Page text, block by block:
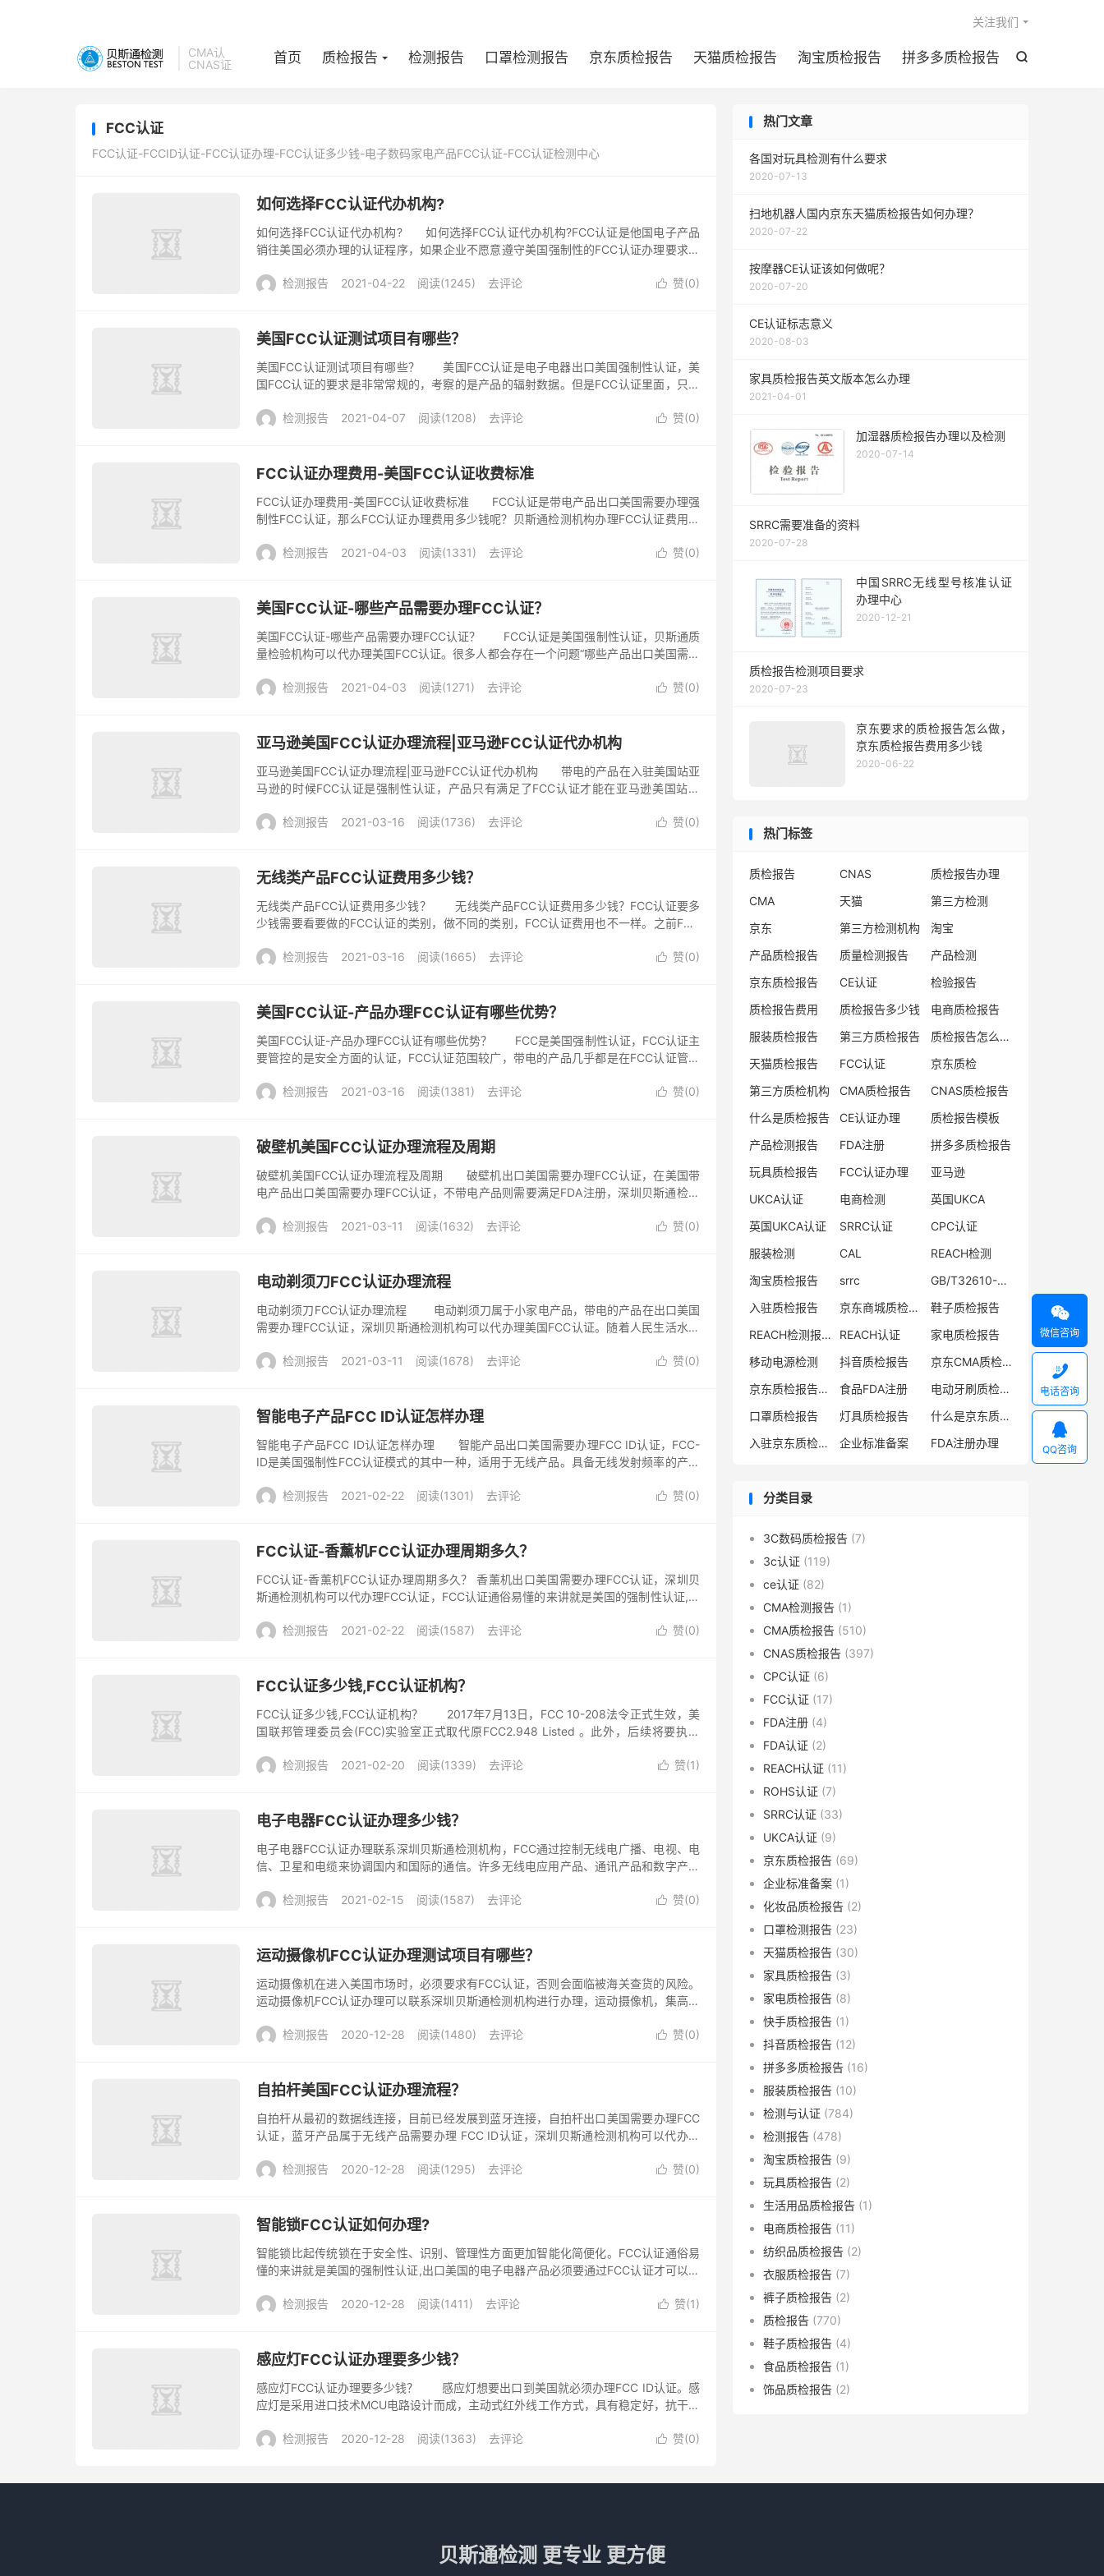
CMA认
CNAS证

首页 质检报告 检测报告 口罩检测报告 京东质检报告 天猫质检报告 淘宝质检报告 拼多多质检报告
关注我们
FCC认证
FCC认证-FCCID认证-FCC认证办理-FCC认证多少钱-电子数码家电产品FCC认证-FCC认证检测中心
如何选择FCC认证代办机构?
如何选择FCC认证代办机构? 如何选择FCC认证代办机构?FCC认证是他国电子产品
销往美国必须办理的认证程序，如果企业不愿意遵守美国强制性的FCC认证办理要求，
品...
 赞(0)
检测报告 2021-04-22 阅读(1245) 去评论
美国FCC认证测试项目有哪些？
美国FCC认证测试项目有哪些？ 美国FCC认证是电子电器出口美国强制性认证，美
国FCC认证的要求是非常常规的，考察的是产品的辐射数据。但是FCC认证里面，只对
 赞(0)
检测报告 2021-04-07 阅读(1208) 去评论
FCC认证办理费用-美国FCC认证收费标准
FCC认证办理费用-美国FCC认证收费标准 FCC认证是带电产品出口美国需要办理强
制性FCC认证，那么FCC认证办理费用多少钱呢？贝斯通检测机构办理FCC认证费用根
 赞(0)
检测报告 2021-04-03 阅读(1331) 去评论
美国FCC认证-哪些产品需要办理FCC认证？
美国FCC认证-哪些产品需要办理FCC认证？ FCC认证是美国强制性认证，贝斯通质
量检验机构可以代办理美国FCC认证。很多人都会存在一个问题“哪些产品出口美国需要
 赞(0)
检测报告 2021-04-03 阅读(1271) 去评论
亚马逊美国FCC认证办理流程|亚马逊FCC认证代办机构
亚马逊美国FCC认证办理流程|亚马逊FCC认证代办机构 带电的产品在入驻美国站亚
马逊的时候FCC认证是强制性认证，产品只有满足了FCC认证才能在亚马逊美国站销
解，下...
 赞(0)
检测报告 2021-03-16 阅读(1736) 去评论
无线类产品FCC认证费用多少钱？
无线类产品FCC认证费用多少钱？ 无线类产品FCC认证费用多少钱？FCC认证要多
少钱需要看要做的FCC认证的类别，做不同的类别，FCC认证费用也不一样。之前FCC
 赞(0)
检测报告 2021-03-16 阅读(1665) 去评论
美国FCC认证-产品办理FCC认证有哪些优势？
美国FCC认证-产品办理FCC认证有哪些优势？ FCC是美国强制性认证，FCC认证主
要管控的是安全方面的认证，FCC认证范围较广，带电的产品几乎都是在FCC认证管控
 赞(0)
检测报告 2021-03-16 阅读(1381) 去评论
破壁机美国FCC认证办理流程及周期
破壁机美国FCC认证办理流程及周期 破壁机出口美国需要办理FCC认证，在美国带
电产品出口美国需要办理FCC认证，不带电产品则需要满足FDA注册，深圳贝斯通检测
 赞(0)
检测报告 2021-03-11 阅读(1632) 去评论
电动剃须刀FCC认证办理流程
电动剃须刀FCC认证办理流程 电动剃须刀属于小家电产品，带电的产品在出口美国
需要办理FCC认证，深圳贝斯通检测机构可以代办理美国FCC认证。随着人民生活水平
成为...
 赞(0)
检测报告 2021-03-11 阅读(1678) 去评论
智能电子产品FCC ID认证怎样办理
智能电子产品FCC ID认证怎样办理 智能产品出口美国需要办理FCC ID认证，FCC-
ID是美国强制性FCC认证模式的其中一种，适用于无线产品。具备无线发射频率的产品
 赞(0)
检测报告 2021-02-22 阅读(1301) 去评论
FCC认证-香薰机FCC认证办理周期多久？
FCC认证-香薰机FCC认证办理周期多久？ 香薰机出口美国需要办理FCC认证，深圳贝
斯通检测机构可以代办理FCC认证，FCC认证通俗易懂的来讲就是美国的强制性认证,出
 赞(0)
检测报告 2021-02-22 阅读(1587) 去评论
FCC认证多少钱,FCC认证机构？
FCC认证多少钱,FCC认证机构？ 2017年7月13日，FCC 10-208法令正式生效，美
国联邦管理委员会(FCC)实验室正式取代原FCC2.948 Listed 。此外，后续将要执行
 赞(1)
检测报告 2021-02-20 阅读(1339) 去评论
电子电器FCC认证办理多少钱？
电子电器FCC认证办理联系深圳贝斯通检测机构，FCC通过控制无线电广播、电视、电
信、卫星和电缆来协调国内和国际的通信。许多无线电应用产品、通讯产品和数字产品
据...
 赞(0)
检测报告 2021-02-15 阅读(1587) 去评论
运动摄像机FCC认证办理测试项目有哪些？
运动摄像机在进入美国市场时，必须要求有FCC认证，否则会面临被海关查货的风险。
运动摄像机FCC认证办理可以联系深圳贝斯通检测机构进行办理，运动摄像机，集高清
运动、摄...
 赞(0)
检测报告 2020-12-28 阅读(1480) 去评论
自拍杆美国FCC认证办理流程？
自拍杆从最初的数据线连接，目前已经发展到蓝牙连接，自拍杆出口美国需要办理FCC
认证，蓝牙产品属于无线产品需要办理 FCC ID认证，深圳贝斯通检测机构可以代办理
 赞(0)
检测报告 2020-12-28 阅读(1295) 去评论
智能锁FCC认证如何办理?
智能锁比起传统锁在于安全性、识别、管理性方面更加智能化简便化。FCC认证通俗易
懂的来讲就是美国的强制性认证,出口美国的电子电器产品必须要通过FCC认证才可以过
构...
 赞(1)
检测报告 2020-12-28 阅读(1411) 去评论
感应灯FCC认证办理要多少钱？
感应灯FCC认证办理要多少钱？ 感应灯想要出口到美国就必须办理FCC ID认证。感
应灯是采用进口技术MCU电路设计而成，主动式红外线工作方式，具有稳定好，抗干扰
绿...
 赞(0)
检测报告 2020-12-28 阅读(1363) 去评论
热门文章
各国对玩具检测有什么要求
2020-07-13
扫地机器人国内京东天猫质检报告如何办理？
2020-07-22
按摩器CE认证该如何做呢？
2020-07-20
CE认证标志意义
2020-08-03
家具质检报告英文版本怎么办理
2021-04-01
加湿器质检报告办理以及检测
2020-07-14
SRRC需要准备的资料
2020-07-28
中国SRRC无线型号核准认证
办理中心
2020-12-21
质检报告检测项目要求
2020-07-23
京东要求的质检报告怎么做，
京东质检报告费用多少钱
2020-06-22
热门标签
质检报告 CNAS
质检报告办理
CMA
天猫
第三方检测
京东
第三方检测机构
淘宝
产品质检报告
质量检测报告
产品检测
京东质检报告
CE认证
检验报告
质检报告费用
质检报告多少钱
电商质检报告
服装质检报告
第三方质检报告
质检报告怎么办理
天猫质检报告
FCC认证
京东质检
第三方质检机构
CMA质检报告
CNAS质检报告
什么是质检报告
CE认证办理
质检报告模板
产品检测报告
FDA注册
拼多多质检报告
玩具质检报告
FCC认证办理
亚马逊
UKCA认证
电商检测
英国UKCA
英国UKCA认证
SRRC认证
CPC认证
服装检测
CAL
REACH检测
淘宝质检报告
srrc
GB/T32610-2016
入驻质检报告
京东商城质检报告
鞋子质检报告
REACH检测报告
REACH认证
家电质检报告
移动电源检测
抖音质检报告
京东CMA质检报告
京东质检报告办理
食品FDA注册
电动牙刷质检报告
口罩质检报告
灯具质检报告
什么是京东质检报告
入驻京东质检报告
企业标准备案 FDA注册办理
分类目录
3C数码质检报告 (7)
3c认证 (119)
ce认证 (82)
CMA检测报告 (1)
CMA质检报告 (510)
CNAS质检报告 (397)
CPC认证 (6)
FCC认证 (17)
FDA注册 (4)
FDA认证 (2)
REACH认证 (11)
ROHS认证 (7)
SRRC认证 (33)
UKCA认证 (9)
京东质检报告 (69)
企业标准备案 (1)
化妆品质检报告 (2)
口罩检测报告 (23)
天猫质检报告 (30)
家具质检报告 (3)
家电质检报告 (8)
快手质检报告 (1)
抖音质检报告 (12)
拼多多质检报告 (16)
服装质检报告 (10)
检测与认证 (784)
检测报告 (478)
淘宝质检报告 (9)
玩具质检报告 (2)
生活用品质检报告 (1)
电商质检报告 (11)
纺织品质检报告 (2)
衣服质检报告 (7)
裤子质检报告 (2)
质检报告 (770)
鞋子质检报告 (4)
食品质检报告 (1)
饰品质检报告 (2)
贝斯通检测 更专业 更方便

微信咨询

电话咨询

QQ咨询